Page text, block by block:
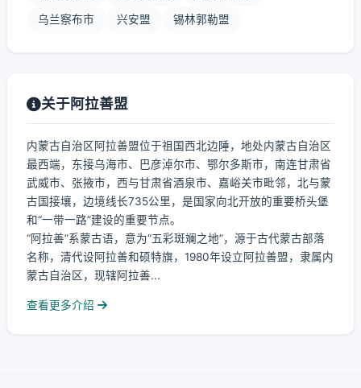
乌兰察布市 兴安盟 锡林郭勒盟
关于阿拉善盟
内蒙古自治区阿拉善盟位于祖国西北边陲，地处内蒙古自治区
最西端，东接乌海市、巴彦淖尔市、鄂尔多斯市，南连甘肃省
武威市、张掖市，西与甘肃省酒泉市、嘉峪关市毗邻，北与蒙
古国接壤，边境线长735公里，是国家向北开放的重要桥头堡
和“一带一路”建设的重要节点。
“阿拉善”系蒙古语，意为“五彩斑斓之地”，源于古代蒙古部落
名称，清代设阿拉善和硕特旗，1980年设立阿拉善盟，隶属内
蒙古自治区，现辖阿拉善...
查看更多介绍